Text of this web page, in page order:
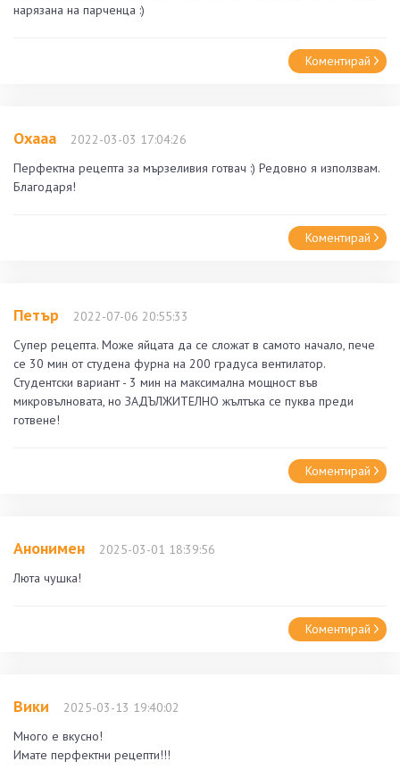
нарязана на парченца :)
Коментирай
Охааа
2022-03-03 17:04:26
Перфектна рецепта за мързеливия готвач :) Редовно я използвам.
Благодаря!
Коментирай
Петър
2022-07-06 20:55:33
Супер рецепта. Може яйцата да се сложат в самото начало, пече
се 30 мин от студена фурна на 200 градуса вентилатор.
Студентски вариант - 3 мин на максимална мощност във
микровълновата, но ЗАДЪЛЖИТЕЛНО жълтъка се пуква преди
готвене!
Коментирай
Анонимен
2025-03-01 18:39:56
Люта чушка!
Коментирай
Вики
2025-03-13 19:40:02
Много е вкусно!
Имате перфектни рецепти!!!